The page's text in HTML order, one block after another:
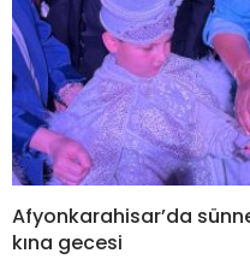
Afyonkarahisar’da
kına gecesi